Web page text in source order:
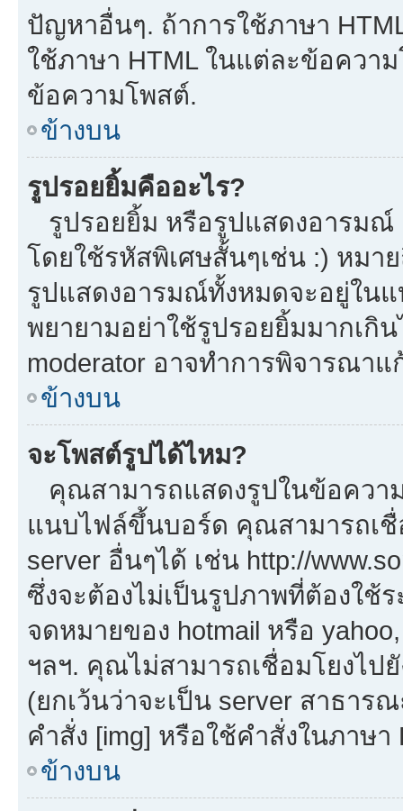
ปัญหาอื่นๆ. ถ้าการใช้ภาษา
ใช้ภาษา HTML ในแต่ละข้อคว
ข้อความโพสต์.
ข้างบน
รูปรอยยิ้มคืออะไร?
รูปรอยยิ้ม หรือรูปแสดงอารมณ์
โดยใช้รหัสพิเศษสั้นๆเช่น :) หมา
รูปแสดงอารมณ์ทั้งหมดจะอยู่ใน
พยายามอย่าใช้รูปรอยยิ้มมากเกิ
moderator อาจทำการพิจารณา
ข้างบน
จะโพสต์รูปได้ไหม?
คุณสามารถแสดงรูปในข้อควา
แนบไฟล์ขึ้นบอร์ด คุณสามารถเชื่
server อื่นๆได้ เช่น http://
ซึ่งจะต้องไม่เป็นรูปภาพที่ต้องใช้
จดหมายของ hotmail หรือ
ฯลฯ. คุณไม่สามารถเชื่อมโยงไป
(ยกเว้นว่าจะเป็น server สาธาร
คำสั่ง [img] หรือใช้คำสั่งในภาษ
ข้างบน